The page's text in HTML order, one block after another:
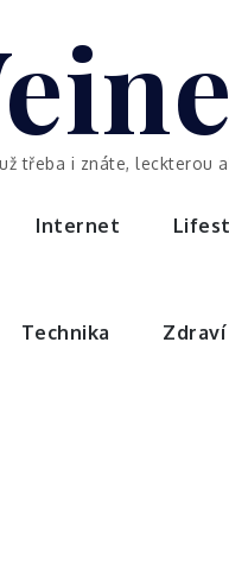
třeba i znáte,
Internet
Technika Zdraví